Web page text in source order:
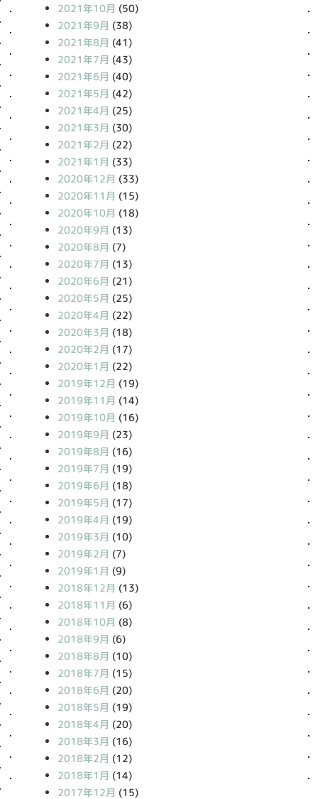
2021年10月 (50)
2021年9月 (38)
2021年8月 (41)
2021年7月 (43)
2021年6月 (40)
2021年5月 (42)
2021年4月 (25)
2021年3月 (30)
2021年2月 (22)
2021年1月 (33)
2020年12月 (33)
2020年11月 (15)
2020年10月 (18)
2020年9月 (13)
2020年8月 (7)
2020年7月 (13)
2020年6月 (21)
2020年5月 (25)
2020年4月 (22)
2020年3月 (18)
2020年2月 (17)
2020年1月 (22)
2019年12月 (19)
2019年11月 (14)
2019年10月 (16)
2019年9月 (23)
2019年8月 (16)
2019年7月 (19)
2019年6月 (18)
2019年5月 (17)
2019年4月 (19)
2019年3月 (10)
2019年2月 (7)
2019年1月 (9)
2018年12月 (13)
2018年11月 (6)
2018年10月 (8)
2018年9月 (6)
2018年8月 (10)
2018年7月 (15)
2018年6月 (20)
2018年5月 (19)
2018年4月 (20)
2018年3月 (16)
2018年2月 (12)
2018年1月 (14)
2017年12月 (15)